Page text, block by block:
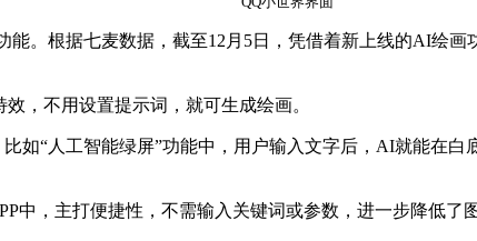
。根据七麦数据，截至12月5日，凭借着新上线的AI绘画
，不用设置提示词，就可生成绘画。
如“人工智能绿屏”功能中，用户输入文字后，AI就能在
中，主打便捷性，不需输入关键词或参数，进一步降低了